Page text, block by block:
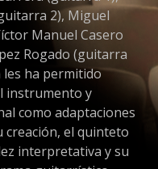
2), Miguel
Manuel Casero
Rogado (guitarra
ha permitido
instrumento y
como adaptaciones
creación, el quinteto
interpretativa y su